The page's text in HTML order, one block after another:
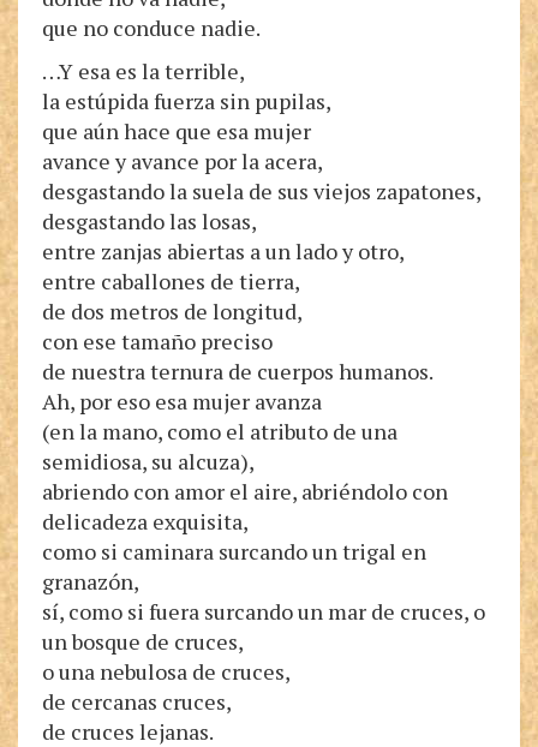
que no conduce nadie.
…Y esa es la terrible,
la estúpida fuerza sin pupilas,
que aún hace que esa mujer
avance y avance por la acera,
desgastando la suela de sus viejos zapatones,
desgastando las losas,
entre zanjas abiertas a un lado y otro,
entre caballones de tierra,
de dos metros de longitud,
con ese tamaño preciso
de nuestra ternura de cuerpos humanos.
Ah, por eso esa mujer avanza
(en la mano, como el atributo de una
semidiosa, su alcuza),
abriendo con amor el aire, abriéndolo con
delicadeza exquisita,
como si caminara surcando un trigal en
granazón,
sí, como si fuera surcando un mar de cruces, o
un bosque de cruces,
o una nebulosa de cruces,
de cercanas cruces,
de cruces lejanas.